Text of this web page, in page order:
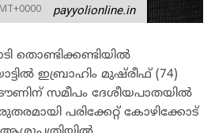
payyolionline.in
തൊണ്ടിക്കണ്ടിയിൽ
ഇബ്രാഹിം മുഷ്‌രീഫ് (74)
സമീപം ദേശീയപാതയിൽ
പരിക്കേറ്റ് കോഴിക്കോട്